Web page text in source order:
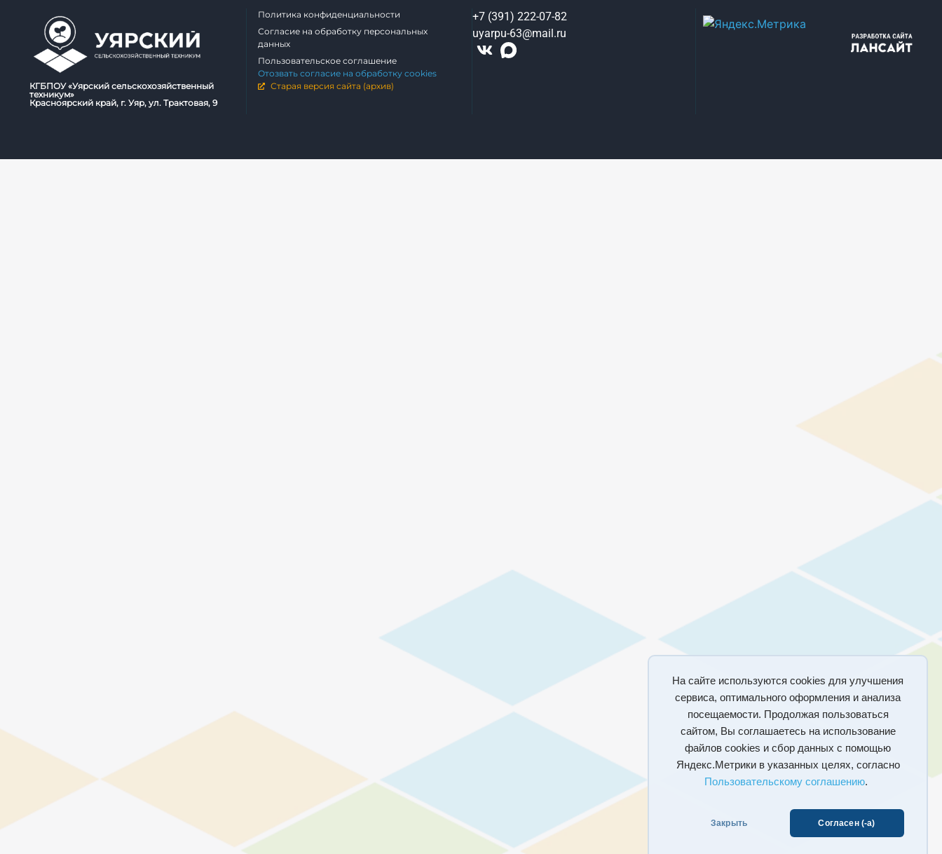
На сайте используются cookies для улучшения
сервиса, оптимального оформления и анализа
посещаемости. Продолжая пользоваться
сайтом, Вы соглашаетесь на использование
файлов cookies и сбор данных с помощью
Яндекс.Метрики в указанных целях, согласно
Пользовательскому соглашению.
Закрыть Согласен (-а)
КГБПОУ «Уярский сельскохозяйственный
техникум»
Красноярский край, г. Уяр, ул. Трактовая, 9
Политика конфиденциальности
Согласие на обработку персональных
данных
Пользовательское соглашение
Отозвать согласие на обработку cookies
Старая версия сайта (архив)
+7 (391) 222-07-82
uyarpu-63@mail.ru